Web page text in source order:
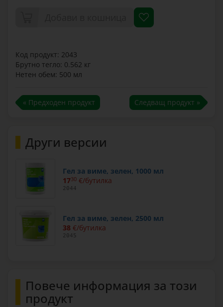
Код продукт: 2043
Брутно тегло: 0.562 кг
Нетен обем: 500 мл
« Предходен продукт Следващ продукт »
Други версии
Гел за виме, зелен, 1000 мл
1730 €/бутилка
2044
Гел за виме, зелен, 2500 мл
38 €/бутилка
2045
Повече информация за този
продукт